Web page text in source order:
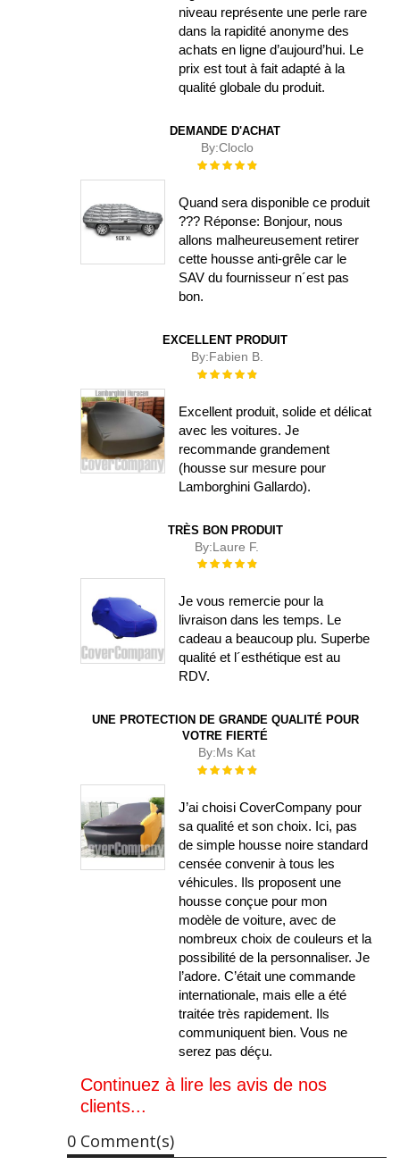
niveau représente une perle rare
dans la rapidité anonyme des
achats en ligne d’aujourd’hui. Le
prix est tout à fait adapté à la
qualité globale du produit.
DEMANDE D'ACHAT
By:Cloclo
Évaluation :
Quand sera disponible ce produit
??? Réponse: Bonjour, nous
allons malheureusement retirer
cette housse anti-grêle car le
SAV du fournisseur n´est pas
bon.
EXCELLENT PRODUIT
By:Fabien B.
Évaluation :
Excellent produit, solide et délicat
avec les voitures. Je
recommande grandement
(housse sur mesure pour
Lamborghini Gallardo).
TRÈS BON PRODUIT
By:Laure F.
Évaluation :
Je vous remercie pour la
livraison dans les temps. Le
cadeau a beaucoup plu. Superbe
qualité et l´esthétique est au
RDV.
UNE PROTECTION DE GRANDE QUALITÉ POUR
VOTRE FIERTÉ
By:Ms Kat
Évaluation :
J’ai choisi CoverCompany pour
sa qualité et son choix. Ici, pas
de simple housse noire standard
censée convenir à tous les
véhicules. Ils proposent une
housse conçue pour mon
modèle de voiture, avec de
nombreux choix de couleurs et la
possibilité de la personnaliser. Je
l’adore. C’était une commande
internationale, mais elle a été
traitée très rapidement. Ils
communiquent bien. Vous ne
serez pas déçu.
Continuez à lire les avis de nos
clients...
0 Comment(s)